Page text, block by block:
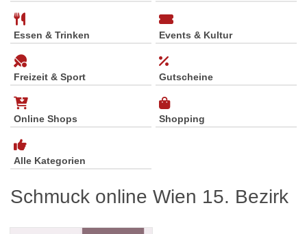
Essen & Trinken Events & Kultur
Freizeit & Sport Gutscheine
Online Shops Shopping
Alle Kategorien
Schmuck online Wien 15. Bezirk